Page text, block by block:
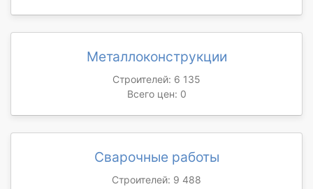
Металлоконструкции
Строителей: 6 135
Всего цен: 0
Сварочные работы
Строителей: 9 488